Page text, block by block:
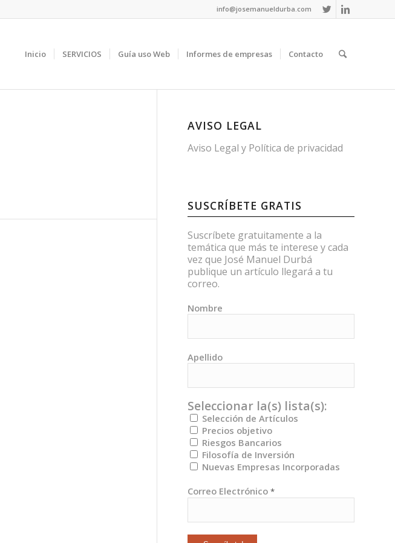
info@josemanueldurba.com
Inicio SERVICIOS Guía uso Web Informes de empresas Contacto
AVISO LEGAL
Aviso Legal y Política de privacidad
SUSCRÍBETE GRATIS
Suscríbete gratuitamente a la
temática que más te interese y cada
vez que José Manuel Durbá
publique un artículo llegará a tu
correo.
Nombre
Apellido
Seleccionar la(s) lista(s):
Selección de Artículos
Precios objetivo
Riesgos Bancarios
Filosofía de Inversión
Nuevas Empresas Incorporadas
Correo Electrónico*